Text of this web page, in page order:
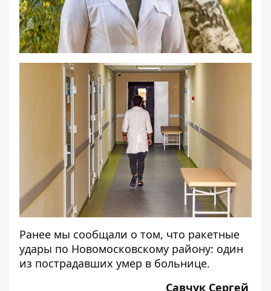
Ранее мы сообщали о том, что ракетные
удары по Новомосковскому району: один
из пострадавших умер в больнице.
Савчук Сергей